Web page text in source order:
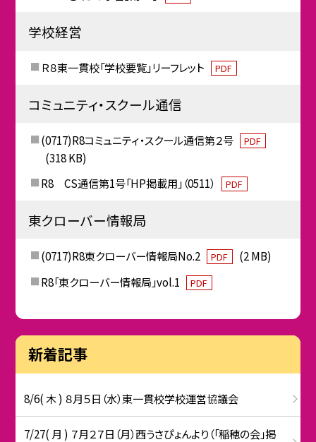
学校経営
Ｒ８東一貫校「学校要覧」リーフレット PDF
コミュニティ・スクール通信
(0717)R8コミュニティ・スクール通信第２号 PDF
(318 KB)
R8 CS通信第1号「HP掲載用」（0511）
PDF
東クローバー情報局
(0717)R8東クローバー情報局No.2 PDF
(2 MB)
R8「東クローバー情報局」vol.1
PDF
新着記事
8/6( 木 ) ８月５日（水）東一貫校学校運営協議会
7/27( 月 ) ７月２７日（月）西うさぴょんより（「稲穂の会」掲